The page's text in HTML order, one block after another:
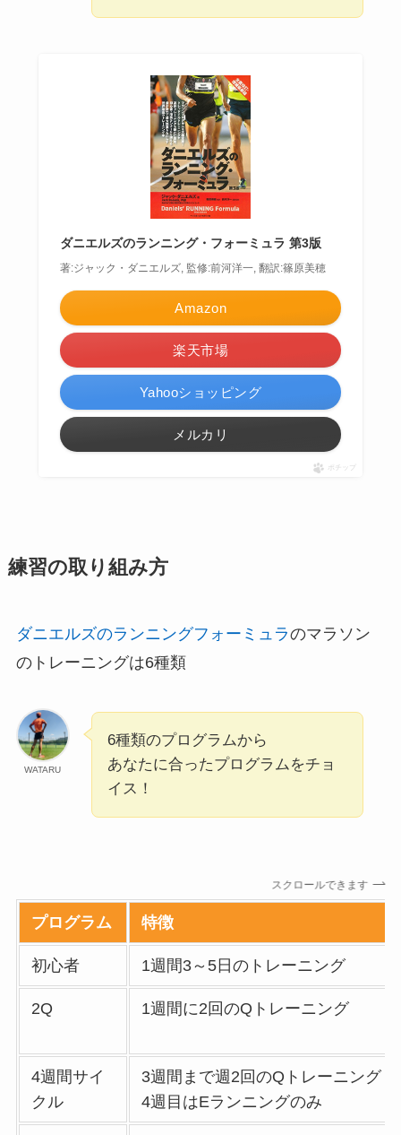
ダニエルズのランニング・フォーミュラ 第3版
著:ジャック・ダニエルズ, 監修:前河洋一, 翻訳:篠原美穂
Amazon
楽天市場
Yahooショッピング
メルカリ
ポチップ
練習の取り組み方
ダニエルズのランニングフォーミュラのマラソン
のトレーニングは6種類
WATARU
6種類のプログラムから
あなたに合ったプログラムをチョ
イス！
スクロールできます
プログラム 特徴
初心者 1週間3～5日のトレーニング
2Q 1週間に2回のQトレーニング
4週間サイ
クル
3週間まで週2回のQトレーニング
4週目はEランニングのみ